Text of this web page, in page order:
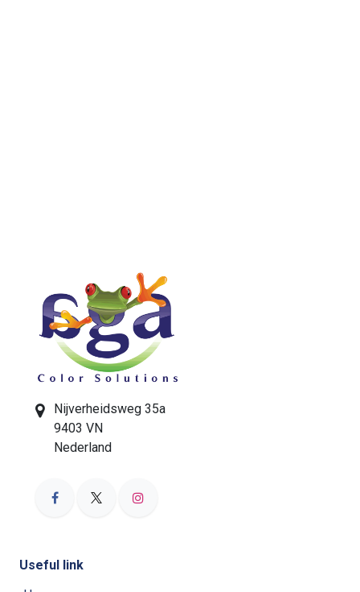
Nijverheidsweg 35a
9403 VN
Nederland
Useful link